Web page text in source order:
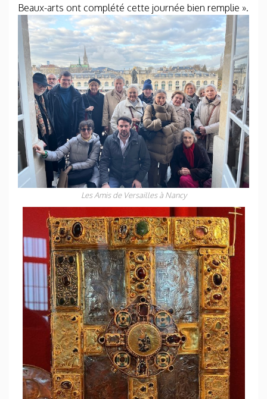
Beaux-arts ont complété cette journée bien remplie ».
Les Amis de Versailles à Nancy